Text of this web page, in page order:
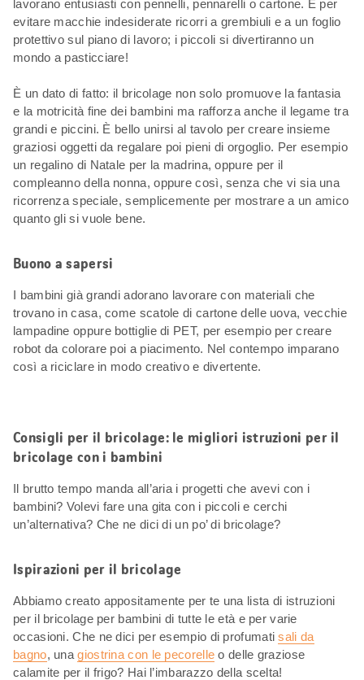
lavorano entusiasti con pennelli, pennarelli o cartone. E per
evitare macchie indesiderate ricorri a grembiuli e a un foglio
protettivo sul piano di lavoro; i piccoli si divertiranno un
mondo a pasticciare!
È un dato di fatto: il bricolage non solo promuove la fantasia
e la motricità fine dei bambini ma rafforza anche il legame tra
grandi e piccini. È bello unirsi al tavolo per creare insieme
graziosi oggetti da regalare poi pieni di orgoglio. Per esempio
un regalino di Natale per la madrina, oppure per il
compleanno della nonna, oppure così, senza che vi sia una
ricorrenza speciale, semplicemente per mostrare a un amico
quanto gli si vuole bene.
Buono a sapersi
I bambini già grandi adorano lavorare con materiali che
trovano in casa, come scatole di cartone delle uova, vecchie
lampadine oppure bottiglie di PET, per esempio per creare
robot da colorare poi a piacimento. Nel contempo imparano
così a riciclare in modo creativo e divertente.
Consigli per il bricolage: le migliori istruzioni per il
bricolage con i bambini
Il brutto tempo manda all’aria i progetti che avevi con i
bambini? Volevi fare una gita con i piccoli e cerchi
un’alternativa? Che ne dici di un po’ di bricolage?
Ispirazioni per il bricolage
Abbiamo creato appositamente per te una lista di istruzioni
per il bricolage per bambini di tutte le età e per varie
occasioni. Che ne dici per esempio di profumatisali da
bagno, unagiostrina con le pecorelle o delle graziose
calamite per il frigo? Hai l’imbarazzo della scelta!